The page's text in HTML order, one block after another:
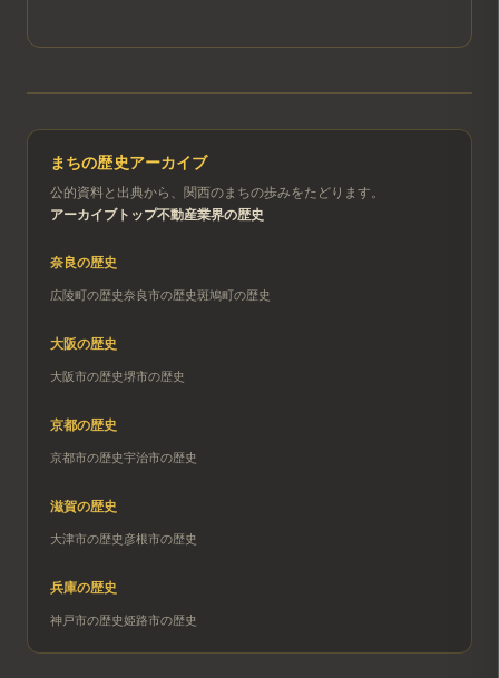
まちの歴史アーカイブ
公的資料と出典から、関西のまちの歩みをたどります。
アーカイブトップ不動産業界の歴史
奈良の歴史
広陵町の歴史奈良市の歴史斑鳩町の歴史
大阪の歴史
大阪市の歴史堺市の歴史
京都の歴史
京都市の歴史宇治市の歴史
滋賀の歴史
大津市の歴史 彦根市の歴史
兵庫の歴史
神戸市の歴史姫路市の歴史